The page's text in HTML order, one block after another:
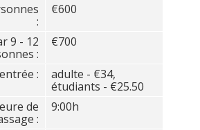
:
€600
9 - 12
:
€700
:
adulte - €34,
étudiants - €25.50
de
:
9:00h